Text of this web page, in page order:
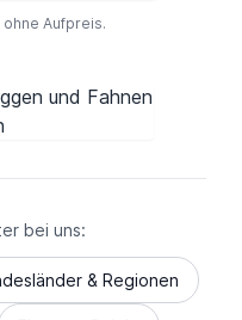
Aufpreis.
bei uns:
& Regionen